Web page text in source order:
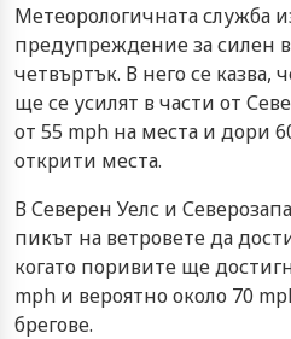
Метеорологичната служба
предупреждение за силен
четвъртък. В него се казва,
ще се усилят в части от
от 55 mph на места и дори
открити места.
В Северен Уелс и
пикът на ветровете да
когато поривите ще
mph и вероятно около 70
брегове.